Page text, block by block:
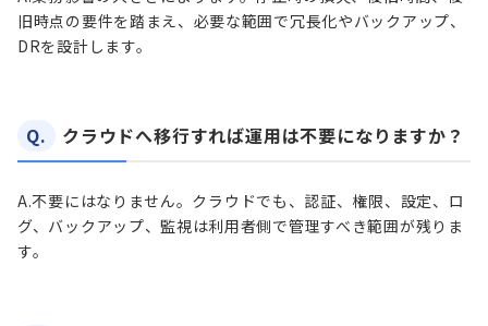
旧時点の要件を踏まえ、必要な範囲で冗長化やバックアップ、
DRを設計します。
Q. クラウドへ移行すれば運用は不要になりますか？
A.不要にはなりません。クラウドでも、認証、権限、設定、ロ
グ、バックアップ、監視は利用者側で管理すべき範囲が残りま
す。